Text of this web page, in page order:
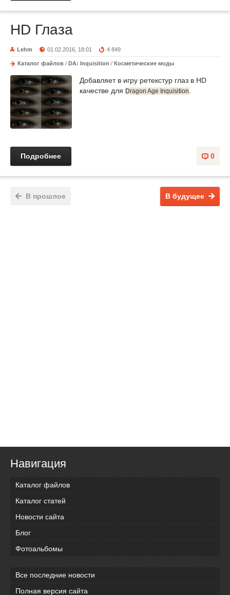
HD Глаза
Lehm 01.02.2016, 18:01 4 849
Каталог файлов / DA: Inquisition / Косметические моды
Добавляет в игру ретекстур глаз в HD
качестве для Dragon Age Inquisition
0
Подробнее
В будущее
В прошлое
Навигация
Каталог файлов
Каталог статей
Новости сайта
Блог
Фотоальбомы
Все последние новости
Полная версия сайта